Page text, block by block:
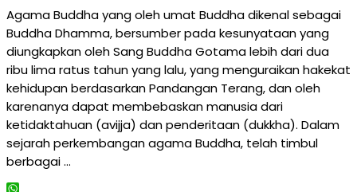
Agama Buddha yang oleh umat Buddha dikenal sebagai
Buddha Dhamma, bersumber pada kesunyataan yang
diungkapkan oleh Sang Buddha Gotama lebih dari dua
ribu lima ratus tahun yang lalu, yang menguraikan hakekat
kehidupan berdasarkan Pandangan Terang, dan oleh
karenanya dapat membebaskan manusia dari
ketidaktahuan (avijja) dan penderitaan (dukkha). Dalam
sejarah perkembangan agama Buddha, telah timbul
berbagai …